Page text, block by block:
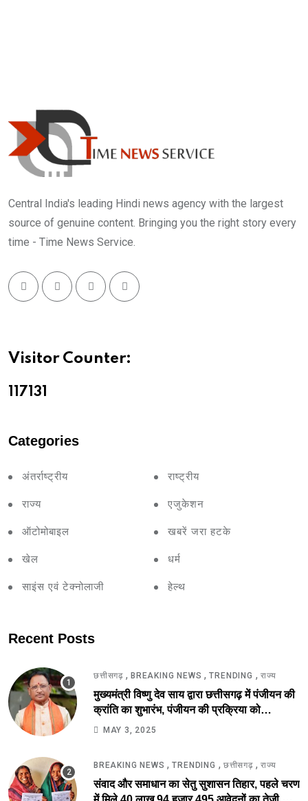
Central India's leading Hindi news agency with the largest
source of genuine content. Bringing you the right story every
time - Time News Service.
Visitor Counter:
11713 1
Categories
अंतर्राष्ट्रीय राष्ट्रीय
राज्य एजुकेशन
ऑटोमोबाइल खबरें जरा हटके
खेल धर्म
साइंस एवं टेक्नोलाजी हेल्थ
Recent Posts
छत्तीसगढ़ , BREAKING NEWS ,TRENDING , राज्य
मुख्यमंत्री विष्णु देव साय द्वारा छत्तीसगढ़ में पंजीयन की
क्रांति का शुभारंभ, पंजीयन की प्रक्रिया को
सरलीकरण कर 10 दिन का काम अब 10 मिनट में..
MAY 3, 2025
BREAKING NEWS ,TRENDING , छत्तीसगढ़, राज्य
संवाद और समाधान का सेतु सुशासन तिहार, पहले चरण